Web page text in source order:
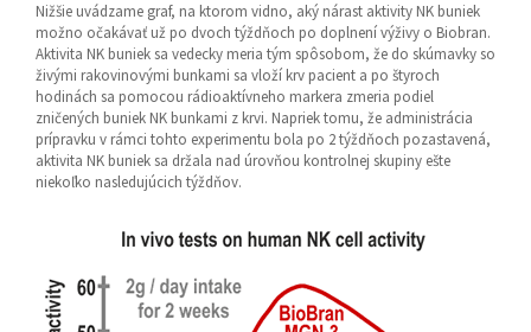
Nižšie uvádzame graf, na ktorom vidno, aký nárast aktivity NK buniek
možno očakávať už po dvoch týždňoch po doplnení výživy o Biobran.
Aktivita NK buniek sa vedecky meria tým spôsobom, že do skúmavky so
živými rakovinovými bunkami sa vloží krv pacient a po štyroch
hodinách sa pomocou rádioaktívneho markera zmeria podiel
zničených buniek NK bunkami z krvi. Napriek tomu, že administrácia
prípravku v rámci tohto experimentu bola po 2 týždňoch pozastavená,
aktivita NK buniek sa držala nad úrovňou kontrolnej skupiny ešte
niekoľko nasledujúcich týždňov.